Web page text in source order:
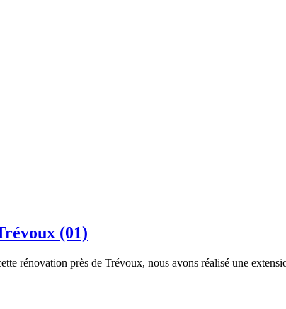
(01)
rénovation près de Trévoux, nous avons réalisé une